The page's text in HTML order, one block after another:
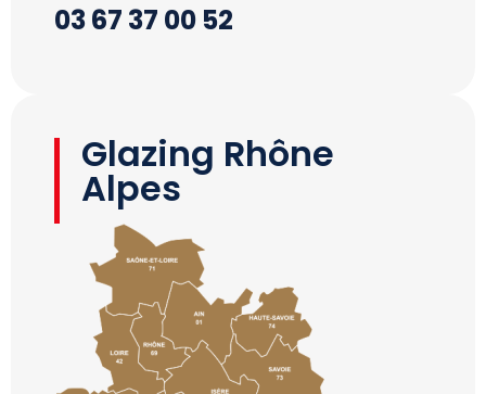
03 67 37 00 52
Glazing Rhône
Alpes